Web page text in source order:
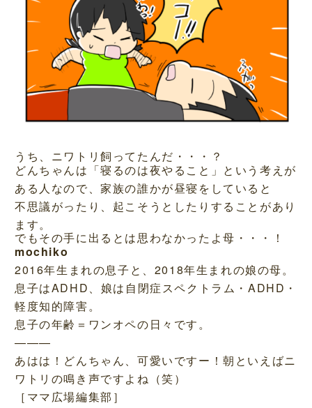
うち、ニワトリ飼ってたんだ・・・？
どんちゃんは「寝るのは夜やること」という考えが
ある人なので、家族の誰かが昼寝をしていると
不思議がったり、起こそうとしたりすることがあり
ます。
でもその手に出るとは思わなかったよ母・・・！
mochiko
2016年生まれの息子と、2018年生まれの娘の母。
息子はADHD、娘は自閉症スペクトラム・ADHD・
軽度知的障害。
息子の年齢＝ワンオペの日々です。
———
あはは！どんちゃん、可愛いですー！朝といえばニ
ワトリの鳴き声ですよね（笑）
［ママ広場編集部］